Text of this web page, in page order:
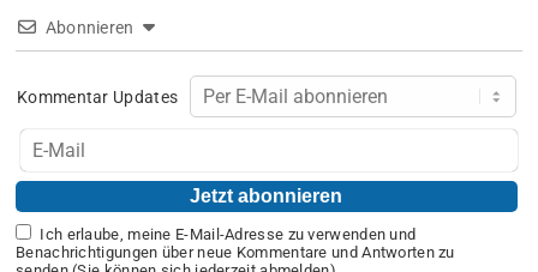
Abonnieren
Kommentar Updates
Ich erlaube, meine E-Mail-Adresse zu verwenden und
Benachrichtigungen über neue Kommentare und Antworten zu